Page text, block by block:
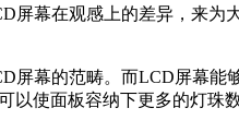
幕在观感上的差异，来
屏幕的范畴。而LCD屏幕
使面板容纳下更多的灯珠